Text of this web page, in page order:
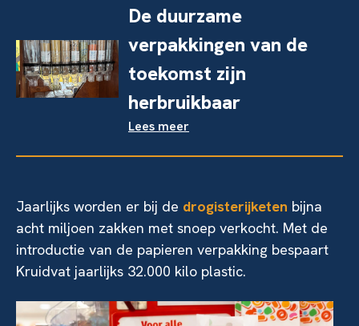
De duurzame
verpakkingen van de
toekomst zijn
herbruikbaar
Lees meer
Jaarlijks worden er bij de drogisterijketen bijna
acht miljoen zakken met snoep verkocht. Met de
introductie van de papieren verpakking bespaart
Kruidvat jaarlijks 32.000 kilo plastic.